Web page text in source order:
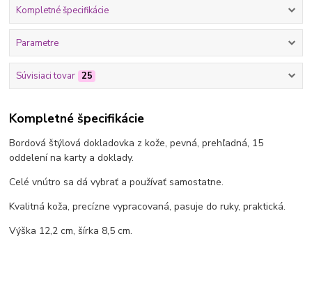
Kompletné špecifikácie
Parametre
Súvisiaci tovar 25
Kompletné špecifikácie
Bordová štýlová dokladovka z kože, pevná, prehľadná, 15
oddelení na karty a doklady.
Celé vnútro sa dá vybrať a používať samostatne.
Kvalitná koža, precízne vypracovaná, pasuje do ruky, praktická.
Výška 12,2 cm, šírka 8,5 cm.